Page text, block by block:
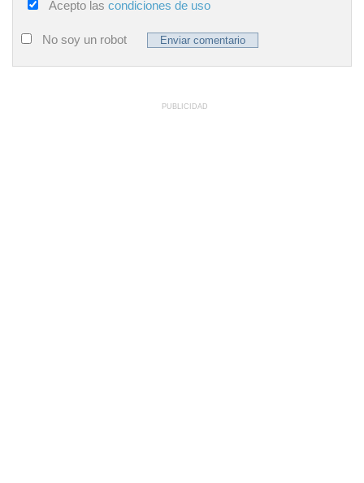
Acepto las condiciones de uso
No soy un robot
PUBLICIDAD